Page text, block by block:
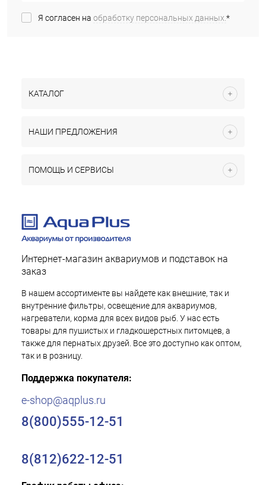
Я согласен на обработку персональных данных.*
КАТАЛОГ
НАШИ ПРЕДЛОЖЕНИЯ
ПОМОЩЬ И СЕРВИСЫ
Интернет-магазин аквариумов и подставок на
заказ
В нашем ассортименте вы найдете как внешние, так и
внутренние фильтры, освещение для аквариумов,
нагреватели, корма для всех видов рыб. У нас есть
товары для пушистых и гладкошерстных питомцев, а
также для пернатых друзей. Все это доступно как оптом,
так и в розницу.
Поддержка покупателя:
e-shop@aqplus.ru
8(800)555-12-51
8(812)622-12-51